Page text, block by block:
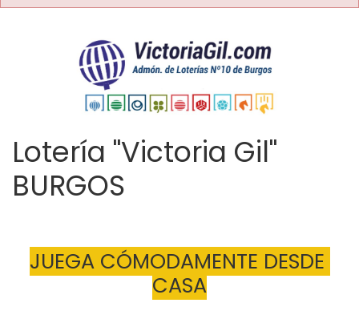
Lotería "Victoria Gil"
BURGOS
JUEGA CÓMODAMENTE DESDE
CASA